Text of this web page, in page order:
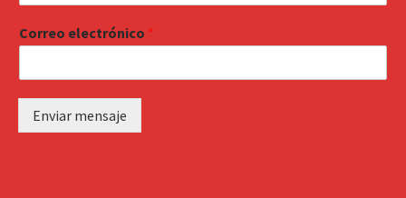
Correo electrónico *
Enviar mensaje